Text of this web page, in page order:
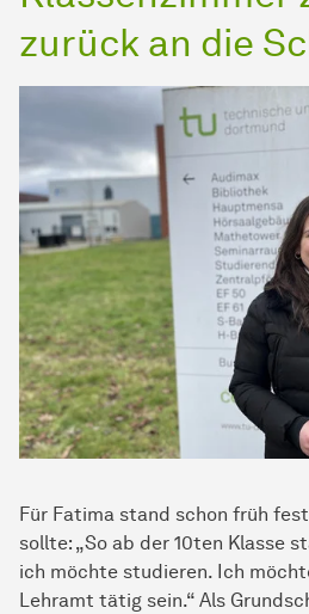
zurück an die
Für Fatima stand schon früh
sollte: „So ab der 10ten Klasse
ich möchte studieren. Ich
Lehramt tätig sein.“ Als